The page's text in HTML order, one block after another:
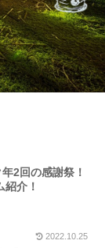
2回の感謝祭！
介！
2022.10.25